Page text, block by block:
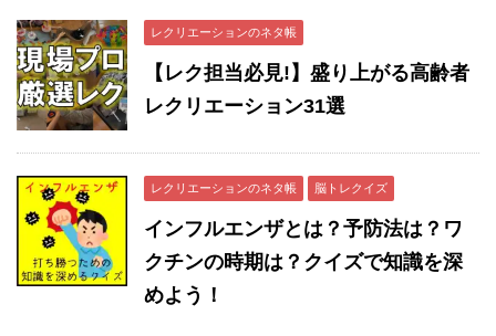
レクリエーションのネタ帳
【レク担当必見!】盛り上がる高齢者
レクリエーション31選
レクリエーションのネタ帳 脳トレクイズ
インフルエンザとは？予防法は？ワ
クチンの時期は？クイズで知識を深
めよう！